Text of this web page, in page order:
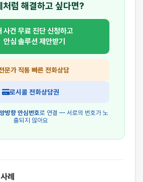
처럼 해결하고 싶다면?
사건 무료 진단 신청하고
안심 솔루션 제안받기
문가 직통 빠른 전화상담
로시콜 전화상담권
방향 안심번호로 연결 — 서로의 번호가 노
출되지 않아요
례